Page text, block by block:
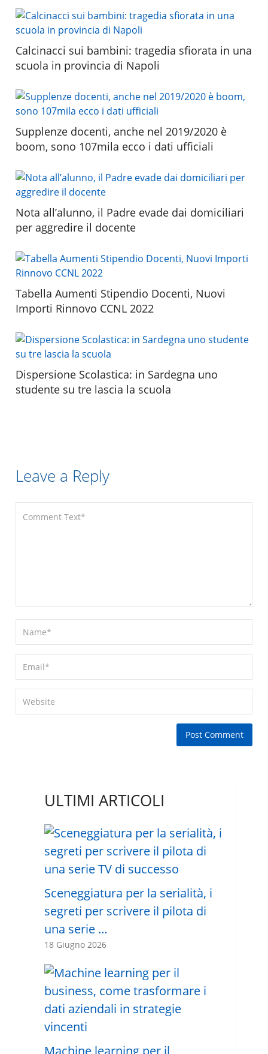
Calcinacci sui bambini: tragedia sfiorata in una
scuola in provincia di Napoli
Supplenze docenti, anche nel 2019/2020 è
boom, sono 107mila ecco i dati ufficiali
Nota all’alunno, il Padre evade dai domiciliari
per aggredire il docente
Tabella Aumenti Stipendio Docenti, Nuovi
Importi Rinnovo CCNL 2022
Dispersione Scolastica: in Sardegna uno
studente su tre lascia la scuola
Leave a Reply
ULTIMI ARTICOLI
Sceneggiatura per la serialità, i
segreti per scrivere il pilota di
una serie …
18 Giugno 2026
Machine learning per il